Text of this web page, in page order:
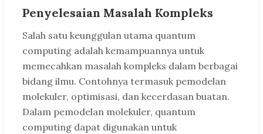
Penyelesaian Masalah Kompleks
Salah satu keunggulan utama quantum
computing adalah kemampuannya untuk
memecahkan masalah kompleks dalam berbagai
bidang ilmu. Contohnya termasuk pemodelan
molekuler, optimisasi, dan kecerdasan buatan.
Dalam pemodelan molekuler, quantum
computing dapat digunakan untuk